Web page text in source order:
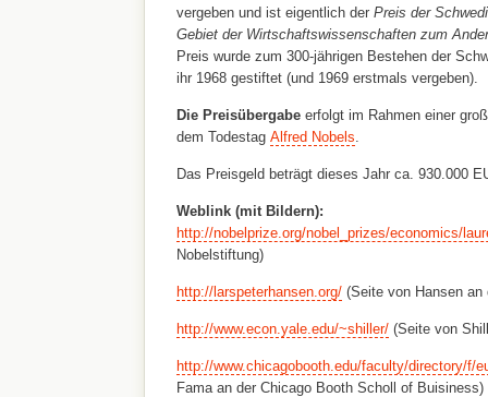
vergeben und ist eigentlich der Preis der
Gebiet der Wirtschaftswissenschaften zum
Preis wurde zum 300-jährigen Bestehen der
ihr 1968 gestiftet (und 1969 erstmals vergeben).
Die Preisübergabeerfolgt im Rahmen einer
dem Todestag Alfred Nobels
Das Preisgeld beträgt dieses Jahr ca. 930.000
Weblink (mit Bildern):
http://nobelprize.org/nobel_prizes/economics/
Nobelstiftung)
http://larspeterhansen.org/(Seite von Hansen an
http://www.econ.yale.edu/~shiller/(Seite von
http://www.chicagobooth.edu/faculty/directory/f/
Fama an der Chicago Booth Scholl of Buisiness)